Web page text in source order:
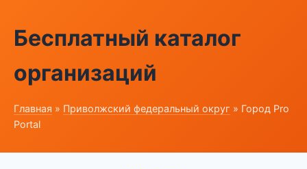
Бесплатный каталог
организаций
Главная » Приволжский федеральный округ » Город Pro
Portal